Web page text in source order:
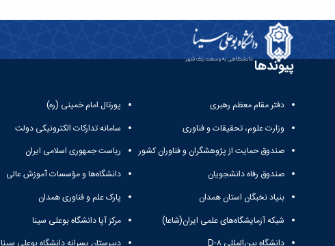
پیوندها
دفتر مقام معظم رهبری
وزارت علوم، تحقیقات و فناوری
صندوق حمایت از پژوهشگران و فناوران کشور
صندوق رفاه دانشجویان
بنیاد نخبگان استان همدان
شبکه آزمایشگاه‌های علمی ایران(شاعا)
پورتال امام خمینی (ره)
سامانه تدارکات الکترونیکی دولت
ریاست جمهوری اسلامی ایران
دانشگاه‌ها و مؤسسات آموزش عالی
پارک علم و فناوری همدان
مرکز آپا دانشگاه بوعلی سینا